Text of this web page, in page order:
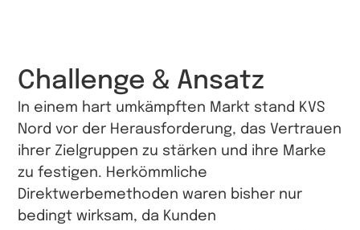
Challenge & Ansatz
In einem hart umkämpften Markt stand KVS
Nord vor der Herausforderung, das Vertrauen
ihrer Zielgruppen zu stärken und ihre Marke
zu festigen. Herkömmliche
Direktwerbemethoden waren bisher nur
bedingt wirksam, da Kunden